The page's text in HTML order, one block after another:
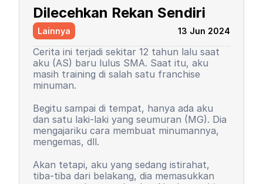
ada petir menyambar saya. Entah kenapa,
sampai saat ini pun saya tidak tahu
alasannya, yang pasti rasanya tidak
nyaman.
peraih ranking 1. Ranking saya turun, tapi
masih 3 besar. Begitu pula rasa percaya diri
saya. Saya mulai menutup diri, takut salah,
seringkali berasumsi negatif atas perilaku
teman-teman saya. Seorang teman lelaki
sempat mengucapkan sebuah kalimat yang
sampai sekarang bahkan hingga ajal
menjemput terpatri di ingatan saya. Saya
tersebut tidak pantas dan saya baru
paham saat di asrama. Dia bilang, “Wuuu!
Kamu tuh nggak punya harga diri!”
Bayangkan, siswa sekolah dasar zaman itu
kepada siapa pun, kami setelahnya juga
tetap berteman, tetap menjadi duo rival
Kemudian orangtua saya memutuskan
untuk menyekolahkan saya di asrama.
Saya memutuskan untuk mengubah
mengerti dan paham arti bullying. Saya
baru sadar, ternyata dulu saya orang yang
Dilecehkan Rekan Sendiri
Lainnya 13 Jun 2024
Cerita ini terjadi sekitar 12 tahun lalu saat
aku (AS) baru lulus SMA. Saat itu, aku
masih training di salah satu franchise
minuman.
Begitu sampai di tempat, hanya ada aku
dan satu laki-laki yang seumuran (MG). Dia
mengajariku cara membuat minumannya,
mengemas, dll.
Akan tetapi, aku yang sedang istirahat,
tiba-tiba dari belakang, dia memasukkan